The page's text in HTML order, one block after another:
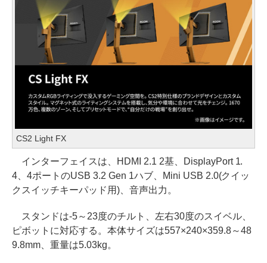
CS2 Light FX
インターフェイスは、HDMI 2.1 2基、DisplayPort 1.
4、4ポートのUSB 3.2 Gen 1ハブ、Mini USB 2.0(クイッ
クスイッチキーパッド用)、音声出力。
スタンドは-5～23度のチルト、左右30度のスイベル、
ピボットに対応する。本体サイズは557×240×359.8～48
9.8mm、重量は5.03kg。